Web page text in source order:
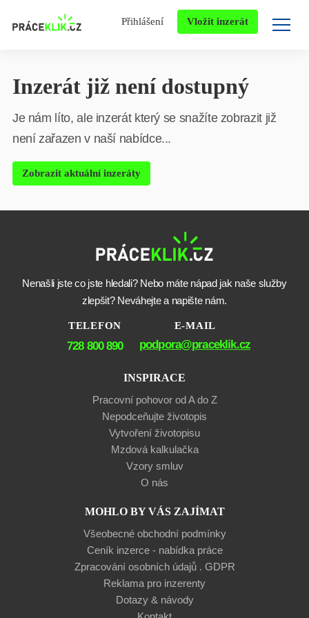
Přihlášení Vložit inzerát
Inzerát již není dostupný
Je nám líto, ale inzerát který se snažíte zobrazit již
není zařazen v naší nabídce...
Zobrazit aktuální inzeráty
Nenašli jste co jste hledali? Nebo máte nápad jak naše služby
zlepšit? Neváhejte a napište nám.
TELEFON
728 800 890
E-MAIL
podpora@praceklik.cz
INSPIRACE
Pracovní pohovor od A do Z
Nepodceňujte životopis
Vytvoření životopisu
Mzdová kalkulačka
Vzory smluv
O nás
MOHLO BY VÁS ZAJÍMAT
Všeobecné obchodní podmínky
Ceník inzerce - nabídka práce
Zpracování osobních údajů . GDPR
Reklama pro inzerenty
Dotazy & návody